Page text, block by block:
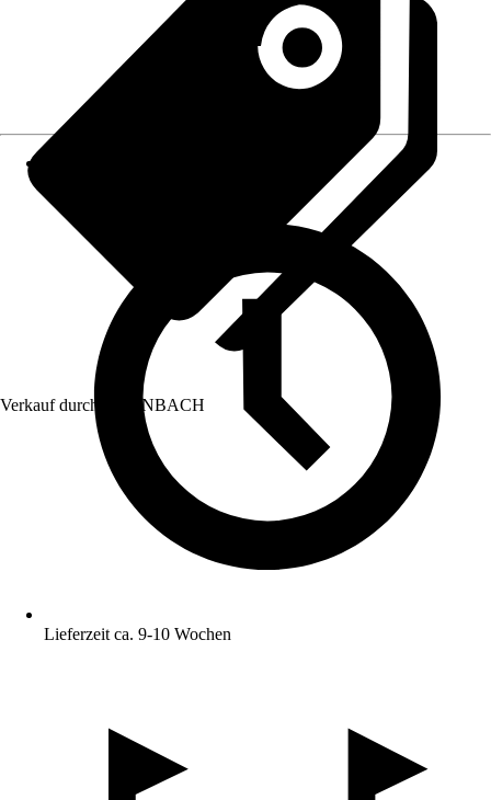
Verkauf durch: HORNBACH
Lieferzeit ca. 9-10 Wochen